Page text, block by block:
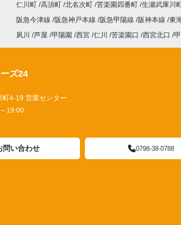
仁川町 高須町 北名次町 苦楽園四番町 生瀬武庫川
阪急今津線 阪急神戸本線 阪急甲陽線 阪神本線 東
夙川 芦屋 甲陽園 西宮 仁川 苦楽園口 西宮北口
ズ24
町4-19 営業センター
19:00
問い合わせ 0798-38-0788